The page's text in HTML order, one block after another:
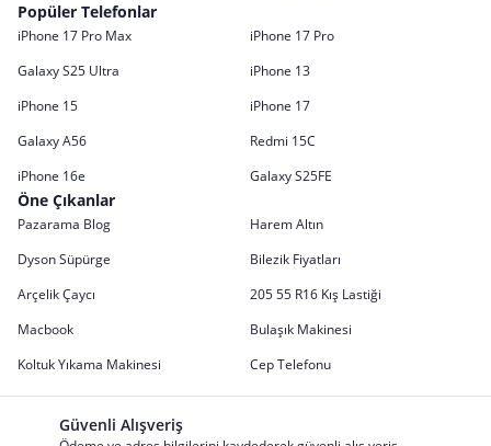
Popüler Telefonlar
iPhone 17 Pro Max
iPhone 17 Pro
Galaxy S25 Ultra
iPhone 13
iPhone 15
iPhone 17
Galaxy A56
Redmi 15C
iPhone 16e
Galaxy S25FE
Öne Çıkanlar
Pazarama Blog
Harem Altın
Dyson Süpürge
Bilezik Fiyatları
Arçelik Çaycı
205 55 R16 Kış Lastiği
Macbook
Bulaşık Makinesi
Koltuk Yıkama Makinesi
Cep Telefonu
Güvenli Alışveriş